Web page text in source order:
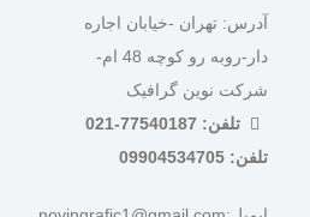
آدرس: تهران -خیابان اجاره
دار-روبه رو کوچه 48 ام-
شرکت نوین گرافیک
تلفن: 77540187-021
تلفن: 09904534705